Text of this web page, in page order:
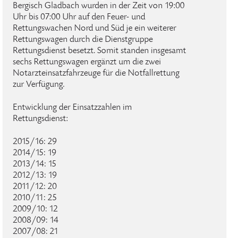
Bergisch Gladbach wurden in der Zeit von 19:00
Uhr bis 07:00 Uhr auf den Feuer- und
Rettungswachen Nord und Süd je ein weiterer
Rettungswagen durch die Dienstgruppe
Rettungsdienst besetzt. Somit standen insgesamt
sechs Rettungswagen ergänzt um die zwei
Notarzteinsatzfahrzeuge für die Notfallrettung
zur Verfügung.
Entwicklung der Einsatzzahlen im
Rettungsdienst:
2015/16: 29
2014/15: 19
2013/14: 15
2012/13: 19
2011/12: 20
2010/11: 25
2009/10: 12
2008/09: 14
2007/08: 21